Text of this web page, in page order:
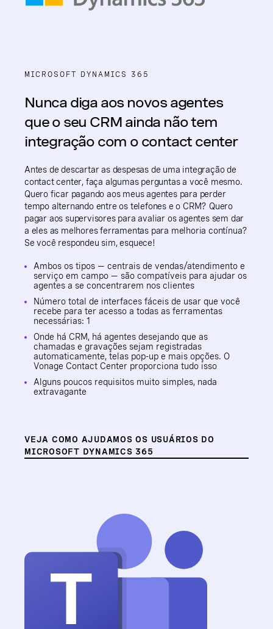
MICROSOFT DYNAMICS 365
Nunca diga aos novos agentes
que o seu CRM ainda não tem
integração com o contact center
Antes de descartar as despesas de uma integração de
contact center, faça algumas perguntas a você mesmo.
Quero ficar pagando aos meus agentes para perder
tempo alternando entre os telefones e o CRM? Quero
pagar aos supervisores para avaliar os agentes sem dar
a eles as melhores ferramentas para melhoria contínua?
Se você respondeu sim, esquece!
Ambos os tipos — centrais de vendas/atendimento e
serviço em campo — são compatíveis para ajudar os
agentes a se concentrarem nos clientes
Número total de interfaces fáceis de usar que você
recebe para ter acesso a todas as ferramentas
necessárias: 1
Onde há CRM, há agentes desejando que as
chamadas e gravações sejam registradas
automaticamente, telas pop-up e mais opções. O
Vonage Contact Center proporciona tudo isso
Alguns poucos requisitos muito simples, nada
extravagante
VEJA COMO AJUDAMOS OS USUÁRIOS DO
MICROSOFT DYNAMICS 365